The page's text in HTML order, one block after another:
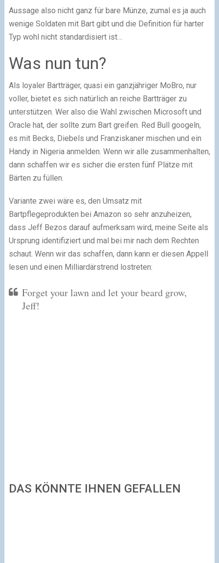
Aussage also nicht ganz für bare Münze, zumal es ja auch
wenige Soldaten mit Bart gibt und die Definition für harter
Typ wohl nicht standardisiert ist…
Was nun tun?
Als loyaler Bartträger, quasi ein ganzjähriger MoBro, nur
voller, bietet es sich natürlich an reiche Bartträger zu
unterstützen. Wer also die Wahl zwischen Microsoft und
Oracle hat, der sollte zum Bart greifen. Red Bull googeln,
es mit Becks, Diebels und Franziskaner mischen und ein
Handy in Nigeria anmelden. Wenn wir alle zusammenhalten,
dann schaffen wir es sicher die ersten fünf Plätze mit
Bärten zu füllen.
Variante zwei wäre es, den Umsatz mit
Bartpflegeprodukten bei Amazon so sehr anzuheizen,
dass Jeff Bezos darauf aufmerksam wird, meine Seite als
Ursprung identifiziert und mal bei mir nach dem Rechten
schaut. Wenn wir das schaffen, dann kann er diesen Appell
lesen und einen Milliardärstrend lostreten:
Forget your lawn and let your beard grow,
Jeff!
DAS KÖNNTE IHNEN GEFALLEN